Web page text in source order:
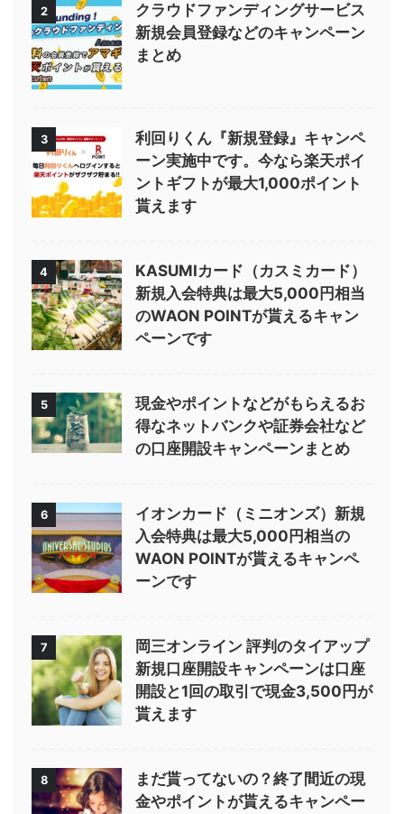
2
クラウドファンディングサービス
新規会員登録などのキャンペーン
まとめ
3
利回りくん『新規登録』キャンペ
ーン実施中です。今なら楽天ポイ
ントギフトが最大1,000ポイント
貰えます
4
KASUMIカード（カスミカード）
新規入会特典は最大5,000円相当
のWAON POINTが貰えるキャン
ペーンです
5
現金やポイントなどがもらえるお
得なネットバンクや証券会社など
の口座開設キャンペーンまとめ
6
イオンカード（ミニオンズ）新規
入会特典は最大5,000円相当の
WAON POINTが貰えるキャンペ
ーンです
7
岡三オンライン 評判のタイアップ
新規口座開設キャンペーンは口座
開設と1回の取引で現金3,500円が
貰えます
8
まだ貰ってないの？終了間近の現
金やポイントが貰えるキャンペー